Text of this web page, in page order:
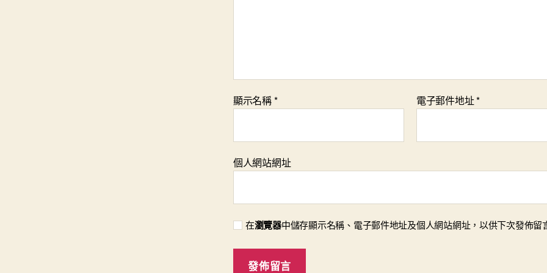
顯示名稱* 電子郵件地址*
個人網站網址
在瀏覽器中儲存顯示名稱、電子郵件地址及個人網站網址，以供下次發佈留